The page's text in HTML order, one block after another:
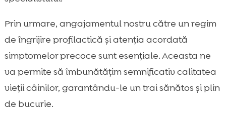
Prin urmare, angajamentul nostru către un regim
de îngrijire profilactică și atenția acordată
simptomelor precoce sunt esențiale. Aceasta ne
va permite să îmbunătățim semnificativ calitatea
vieții câinilor, garantându-le un trai sănătos și plin
de bucurie.